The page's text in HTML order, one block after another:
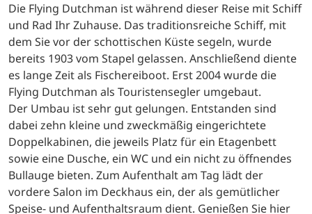
Die Flying Dutchman ist während dieser Reise mit Schiff
und Rad Ihr Zuhause. Das traditionsreiche Schiff, mit
dem Sie vor der schottischen Küste segeln, wurde
bereits 1903 vom Stapel gelassen. Anschließend diente
es lange Zeit als Fischereiboot. Erst 2004 wurde die
Flying Dutchman als Touristensegler umgebaut.
Der Umbau ist sehr gut gelungen. Entstanden sind
dabei zehn kleine und zweckmäßig eingerichtete
Doppelkabinen, die jeweils Platz für ein Etagenbett
sowie eine Dusche, ein WC und ein nicht zu öffnendes
Bullauge bieten. Zum Aufenthalt am Tag lädt der
vordere Salon im Deckhaus ein, der als gemütlicher
Speise- und Aufenthaltsraum dient. Genießen Sie hier